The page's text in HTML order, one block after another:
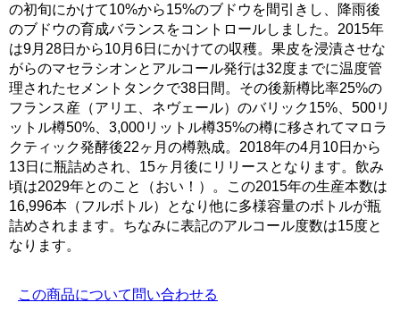
の初旬にかけて10%から15%のブドウを間引きし、降雨後
のブドウの育成バランスをコントロールしました。2015年
は9月28日から10月6日にかけての収穫。果皮を浸漬させな
がらのマセラシオンとアルコール発行は32度までに温度管
理されたセメントタンクで38日間。その後新樽比率25%の
フランス産（アリエ、ネヴェール）のバリック15%、500リ
ットル樽50%、3,000リットル樽35%の樽に移されてマロラ
クティック発酵後22ヶ月の樽熟成。2018年の4月10日から
13日に瓶詰めされ、15ヶ月後にリリースとなります。飲み
頃は2029年とのこと（おい！）。この2015年の生産本数は
16,996本（フルボトル）となり他に多様容量のボトルが瓶
詰めされまます。ちなみに表記のアルコール度数は15度と
なります。
この商品について問い合わせる